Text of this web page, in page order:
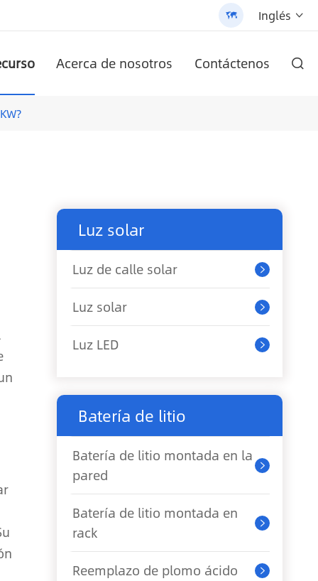
 Inglés 
Acerca de nosotros Contáctenos 
Luz solar
Luz de calle solar 
Luz solar 
Luz LED 
Batería de litio
Batería de litio montada en la
pared

Batería de litio montada en
rack

Reemplazo de plomo ácido 